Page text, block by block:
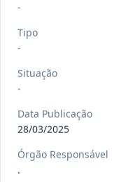
Outros
Situação
Prestação
-
Tipo
-
Situação
-
Data Publicação
28/03/2025
Órgão Responsável
.